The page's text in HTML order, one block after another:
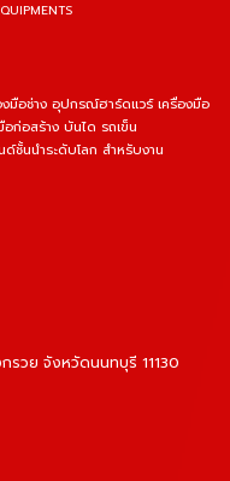
มือช่าง อุปกรณ์ฮาร์ดแวร์ เครื่องมือ
อก่อสร้าง บันได รถเข็น
ชั้นนำระดับโลก สำหรับงาน
วย จังหวัดนนทบุรี 11130